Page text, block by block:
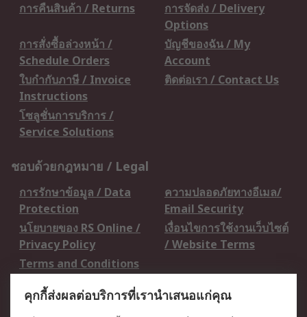
การคืนสินค้า / Returns
การจัดส่ง / Delivery
Options
การสั่งซื้อล่วงหน้า /
Schedule Orders
บัญชีของฉัน / My
Account
ใบกำกับภาษี / Invoice
Instructions
ติดต่อเรา / Contact Us
โซลูชั่นการบริการ /
Service Solutions
ชอบด้วยกฎหมาย / Legal
การรักษาข้อมูล / Data
Protection
ความปลอดภัยทางอีเมล/
Email Security
นโยบายของ RS Online /
Privacy Policy
เงื่อนไขการใช้งานเว็บไซต์
/ Website Terms
Terms and Conditions
คุกกี้ส่งผลต่อบริการที่เรานำเสนอแก่คุณ